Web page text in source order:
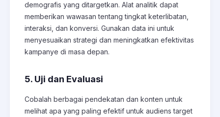
demografis yang ditargetkan. Alat analitik dapat
memberikan wawasan tentang tingkat keterlibatan,
interaksi, dan konversi. Gunakan data ini untuk
menyesuaikan strategi dan meningkatkan efektivitas
kampanye di masa depan.
5. Uji dan Evaluasi
Cobalah berbagai pendekatan dan konten untuk
melihat apa yang paling efektif untuk audiens target